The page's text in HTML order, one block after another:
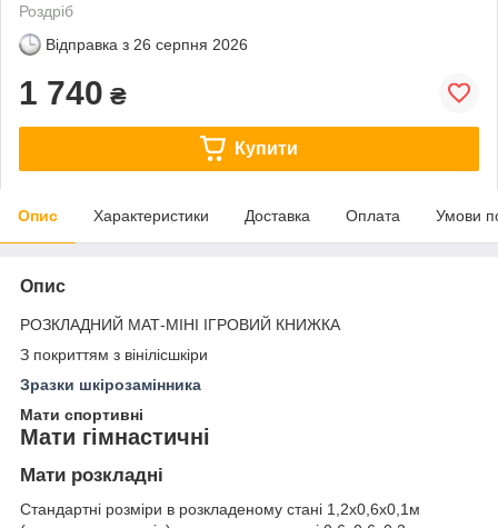
Роздріб
Відправка з 26 серпня 2026
1 740 ₴
Купити
Опис Характеристики Доставка Оплата Умови
Опис
РОЗКЛАДНИЙ МАТ-МІНІ ІГРОВИЙ КНИЖКА
З покриттям з вінілісшкіри
Зразки шкірозамінника
Мати спортивні
Мати гімнастичні
Мати розкладні
Стандартні розміри в розкладеному стані 1,2х0,6х0,1м